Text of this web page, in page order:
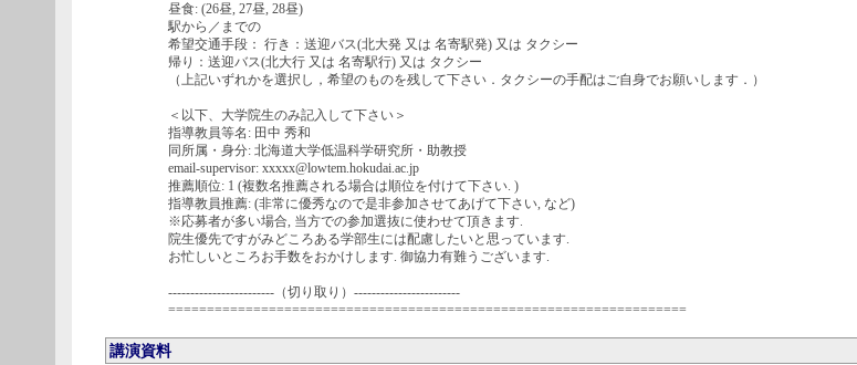
昼食: (26昼, 27昼, 28昼)
駅から／までの
希望交通手段： 行き：送迎バス(北大発 又は 名寄駅発) 又は タクシー
帰り：送迎バス(北大行 又は 名寄駅行) 又は タクシー
（上記いずれかを選択し，希望のものを残して下さい．タクシーの手配はご自身でお願いします．）
＜以下、大学院生のみ記入して下さい＞
指導教員等名: 田中 秀和
同所属・身分: 北海道大学低温科学研究所・助教授
email-supervisor: xxxxx@lowtem.hokudai.ac.jp
推薦順位: 1 (複数名推薦される場合は順位を付けて下さい. )
指導教員推薦: (非常に優秀なので是非参加させてあげて下さい, など)
※応募者が多い場合, 当方での参加選抜に使わせて頂きます.
院生優先ですがみどころある学部生には配慮したいと思っています.
お忙しいところお手数をおかけします. 御協力有難うございます.
------------------------（切り取り）------------------------
===================================================================
講演資料